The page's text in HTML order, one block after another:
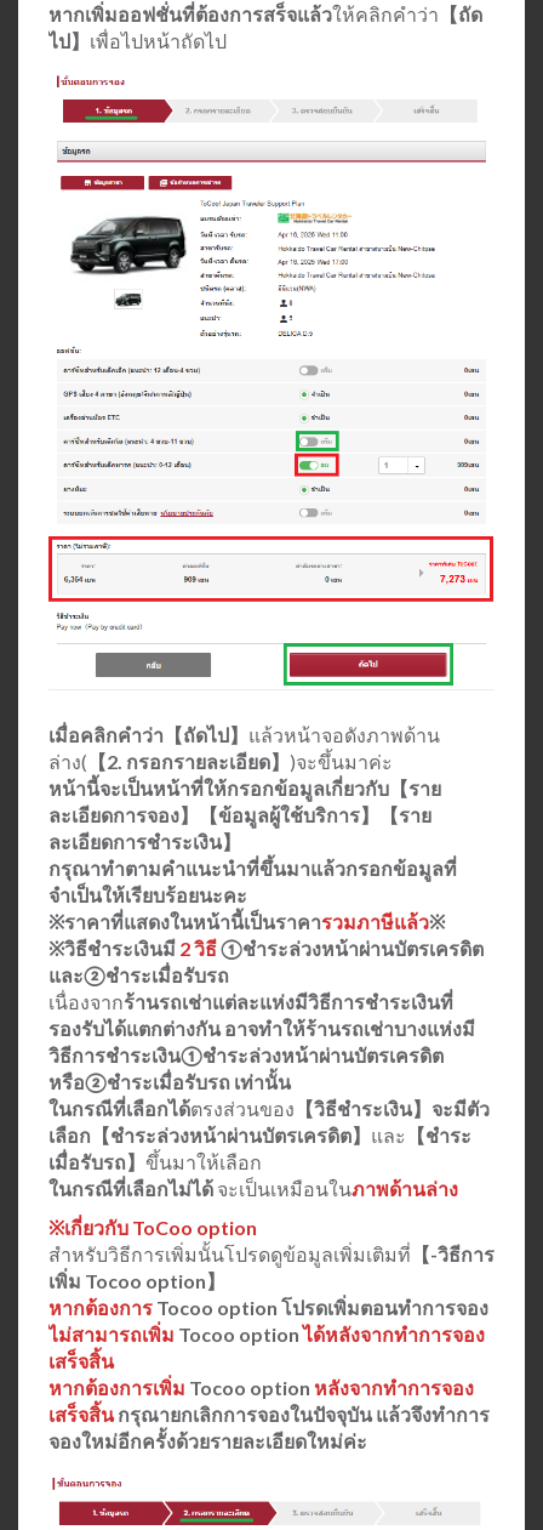
หากเพิ่มออฟชั่นที่ต้องการสร็จแล้วให้คลิกคำว่า 【ถัด
ไป】 เพื่อไปหน้าถัดไป
เมื่อคลิกคำว่า【ถัดไป】 แล้วหน้าจอดังภาพด้าน
ล่าง( 【2. กรอกรายละเอียด】 )จะขึ้นมาค่ะ
หน้านี้จะเป็นหน้าที่ให้กรอกข้อมูลเกี่ยวกับ【ราย
ละเอียดการจอง】【ข้อมูลผู้ใช้บริการ】【ราย
ละเอียดการชำระเงิน】
กรุณาทำตามคำแนะนำที่ขึ้นมาแล้วกรอกข้อมูลที่
จำเป็นให้เรียบร้อยนะคะ
※ราคาที่แสดงในหน้านี้เป็นราคารวมภาษีแล้ว※
※วิธีชำระเงินมี 2 วิธี①ชำระล่วงหน้าผ่านบัตรเครดิต
และ②ชำระเมื่อรับรถ
เนื่องจากร้านรถเช่าแต่ละแห่งมีวิธีการชำระเงินที่
รองรับได้แตกต่างกัน อาจทำให้ร้านรถเช่าบางแห่งมี
วิธีการชำระเงิน①ชำระล่วงหน้าผ่านบัตรเครดิต
หรือ②ชำระเมื่อรับรถ เท่านั้น
ในกรณีที่เลือกได้ตรงส่วนของ 【วิธีชำระเงิน】จะมีตัว
เลือก【ชำระล่วงหน้าผ่านบัตรเครดิต】 และ
【ชำระ
เมื่อรับรถ】 ขึ้นมาให้เลือก
ในกรณีที่เลือกไม่ได้ จะเป็นเหมือนในภาพด้านล่าง
※เกี่ยวกับ ToCoo option
สำหรับวิธีการเพิ่มนั้นโปรดดูข้อมูลเพิ่มเติมที่ 【-วิธีการ
เพิ่ม Tocoo option】
หากต้องการ Tocoo option โปรดเพิ่มตอนทำการจอง
ไม่สามารถเพิ่ม Tocoo optionได้หลังจากทำการจอง
เสร็จสิ้น
หากต้องการเพิ่ม Tocoo option หลังจากทำการจอง
เสร็จสิ้นกรุณายกเลิกการจองในปัจจุบัน แล้วจึงทำการ
จองใหม่อีกครั้งด้วยรายละเอียดใหม่ค่ะ